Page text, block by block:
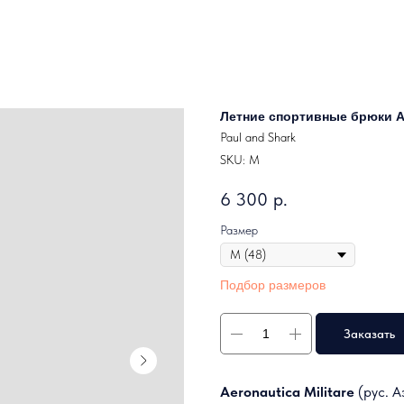
Летние спортивные брюки
Paul and Shark
SKU: M
6 300 р.
Размер
Подбор размеров
Заказать
Aeronautica Militare (рус.